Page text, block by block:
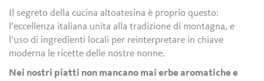
Il segreto della cucina altoatesina è proprio questo:
l’eccellenza italiana unita alla tradizione di montagna, e
l’uso di ingredienti locali per reinterpretare in chiave
moderna le ricette delle nostre nonne.
Nei nostri piatti non mancano mai erbe aromatiche e